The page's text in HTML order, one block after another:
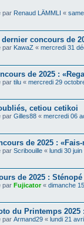
par Renaud LÄMMLI «
concours de
par KawaZ « mercredi 31
de 2025 :
par tilu « mercredi 29
cetiou cetikoi
par Gilles88 « mercredi 06
de 2025 :
par Scribouille « lundi 30
de 2025 :
par Fujicator« dimanche
du Printemps 2025
par Armand29 « lundi 21